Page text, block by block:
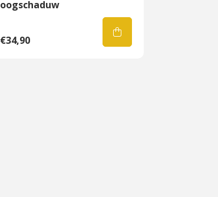
oogschaduw
€34,90